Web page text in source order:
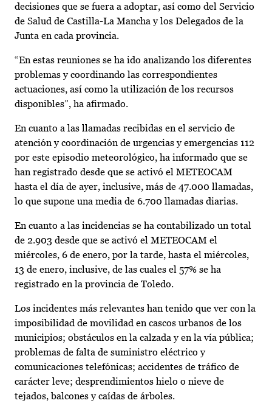
decisiones que se fuera a adoptar, así como del Servicio
de Salud de Castilla-La Mancha y los Delegados de la
Junta en cada provincia.
“En estas reuniones se ha ido analizando los diferentes
problemas y coordinando las correspondientes
actuaciones, así como la utilización de los recursos
disponibles”, ha afirmado.
En cuanto a las llamadas recibidas en el servicio de
atención y coordinación de urgencias y emergencias 112
por este episodio meteorológico, ha informado que se
han registrado desde que se activó el METEOCAM
hasta el día de ayer, inclusive, más de 47.000 llamadas,
lo que supone una media de 6.700 llamadas diarias.
En cuanto a las incidencias se ha contabilizado un total
de 2.903 desde que se activó el METEOCAM el
miércoles, 6 de enero, por la tarde, hasta el miércoles,
13 de enero, inclusive, de las cuales el 57% se ha
registrado en la provincia de Toledo.
Los incidentes más relevantes han tenido que ver con la
imposibilidad de movilidad en cascos urbanos de los
municipios; obstáculos en la calzada y en la vía pública;
problemas de falta de suministro eléctrico y
comunicaciones telefónicas; accidentes de tráfico de
carácter leve; desprendimientos hielo o nieve de
tejados, balcones y caídas de árboles.